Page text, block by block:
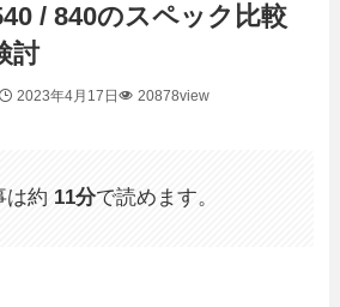
/ 840のスペック比較
討
2023年4月17日 20878view
は約 11分で読めます。